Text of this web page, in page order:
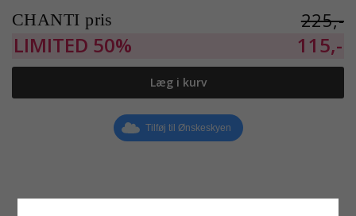
CHANTI pris 225,-
LIMITED 50% 115,-
Læg i kurv
Tilføj til Ønskeskyen